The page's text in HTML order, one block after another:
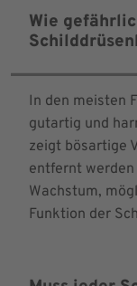
Wie
In den meisten
gutartig und
zeigt bösartige
entfernt werden
Wachstum,
Funktion der